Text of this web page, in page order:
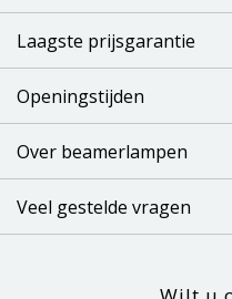
Laagste prijsgarantie
Openingstijden
Over beamerlampen
Veel gestelde vragen